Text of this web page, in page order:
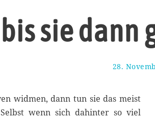
sie dann
28.
widmen, dann tun sie das meist
wenn sich dahinter so viel